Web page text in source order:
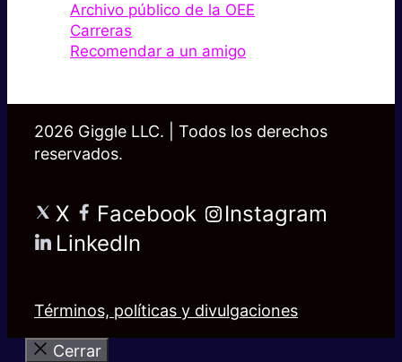
Archivo público de la OEE
Carreras
Recomendar a un amigo
2026 Giggle LLC. | Todos los derechos
reservados.
X Facebook
Instagram
LinkedIn
Términos, políticas y divulgaciones
Cerrar